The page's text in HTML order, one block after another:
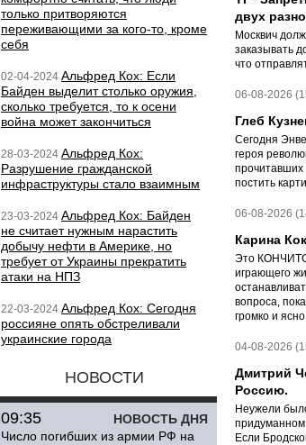
только притворяются
переживающими за кого-то, кроме
себя
02-04-2024 Альфред Кох: Если
Байден выделит столько оружия,
сколько требуется, то к осени
война может закончиться
28-03-2024 Альфред Кох:
Разрушение гражданской
инфраструктуры стало взаимным
23-03-2024 Альфред Кох: Байден
не считает нужным нарастить
добычу нефти в Америке, но
требует от Украины прекратить
атаки на НПЗ
22-03-2024 Альфред Кох: Сегодня
россияне опять обстреливали
украинские города
НОВОСТИ
НОВОСТЬ ДНЯ
09:35
Число погибших из армии РФ на
двух
Москвич
заказывать
что
06-08-2026
Глеб
Сегодня
героя
постить
06-08-2026
Карина
Это
играющего
вопроса,
громко и
04-08-2026
Дмитрий
Россию.
Неужели
придуманном
Если